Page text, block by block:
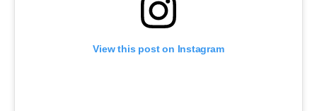
View this post on Instagram